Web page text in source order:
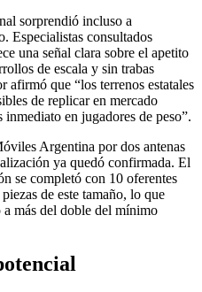
sorprendió incluso a
Especialistas consultados
una señal clara sobre el apetito
de escala y sin trabas
afirmó que “los terrenos estatales
de replicar en mercado
en jugadores de peso”.
Argentina por dos antenas
ya quedó confirmada. El
se completó con 10 oferentes
de este tamaño, lo que
más del doble del mínimo